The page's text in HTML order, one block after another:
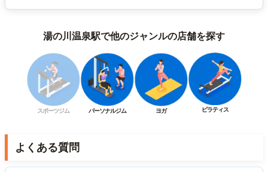
湯の川温泉駅で他のジャンルの店舗を探す
スポーツジム パーソナルジム ヨガ ピラティス
よくある質問